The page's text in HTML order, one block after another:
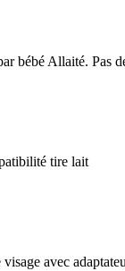
bébé Allaité. Pas
tire lait
avec